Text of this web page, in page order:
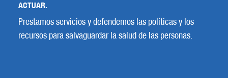
ACTUAR.
Prestamos servicios y defendemos las políticas y los
recursos para salvaguardar la salud de las personas.